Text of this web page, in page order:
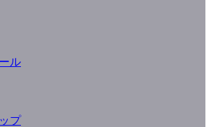
ル
プ